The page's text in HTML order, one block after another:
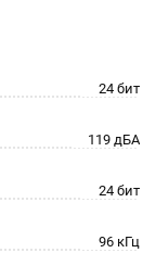
24 бит
119 дБА
24 бит
96 кГц